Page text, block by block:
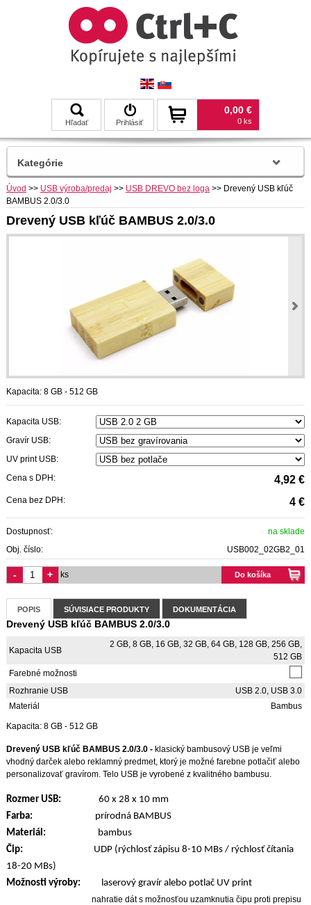
Hľadať Prihlásiť
0,00 €
0 ks
Úvod >> USB výroba/predaj >> USB DREVO bez loga >> Drevený USB kľúč
BAMBUS 2.0/3.0
Drevený USB kľúč BAMBUS 2.0/3.0
Kapacita: 8 GB - 512 GB
Kapacita USB:
Gravír USB:
UV print USB:
Cena s DPH:
4,92 €
Cena bez DPH: 4 €
Dostupnosť:
na sklade
Obj. číslo:
USB002_02GB2_01
Do košíka
- + ks
POPIS SÚVISIACE PRODUKTY DOKUMENTÁCIA
Drevený USB kľúč BAMBUS 2.0/3.0
Kapacita USB
2 GB, 8 GB, 16 GB, 32 GB, 64 GB, 128 GB, 256 GB,
512 GB
Farebné možnosti
Rozhranie USB
USB 2.0, USB 3.0
Materiál
Bambus
Kapacita: 8 GB - 512 GB
Drevený USB kľúč BAMBUS 2.0/3.0 - klasický bambusový USB je veľmi
vhodný darček alebo reklamný predmet, ktorý je možné farebne potlačiť alebo
personalizovať gravírom. Telo USB je vyrobené z kvalitného bambusu.
Rozmer USB:
60 x 28 x 10 mm
Farba: prírodná BAMBUS
Materiál:
bambus
Čip: UDP (rýchlosť zápisu 8-10 MBs / rýchlosť čítania
18-20 MBs)
Možnosti výroby:
laserový gravír alebo potlač UV print
nahratie dát s možnosťou uzamknutia čipu proti prepisu
Kategórie